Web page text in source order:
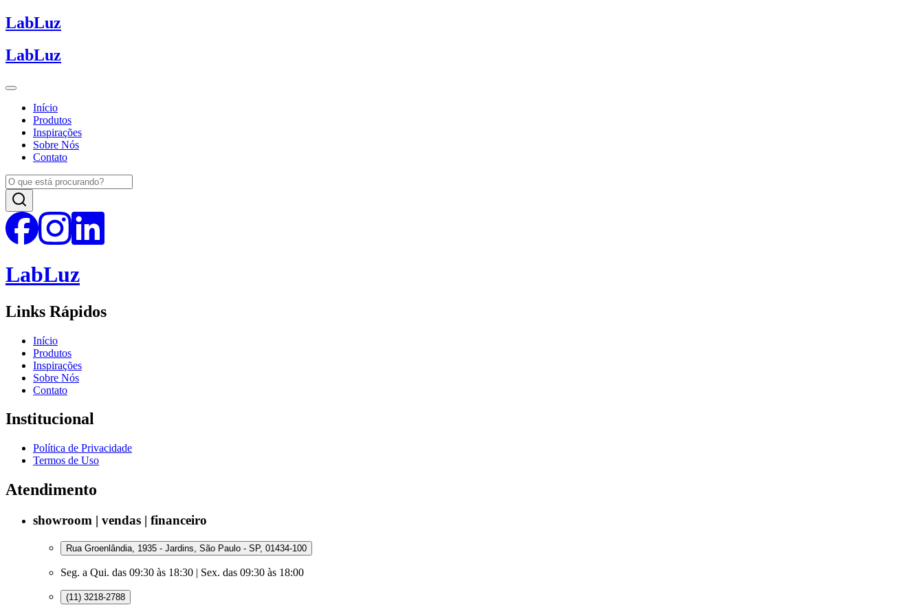
LabLuz
LabLuz
Início
Produtos
Inspirações
Sobre Nós
Contato
LabLuz
Links Rápidos
Início
Produtos
Inspirações
Sobre Nós
Contato
Institucional
Política de Privacidade
Termos de Uso
Atendimento
showroom | vendas | financeiro
Rua Groenlândia, 1935 - Jardins, São Paulo - SP, 01434-100
Seg. a Qui. das 09:30 às 18:30 | Sex. das 09:30 às 18:00
(11) 3218-2788